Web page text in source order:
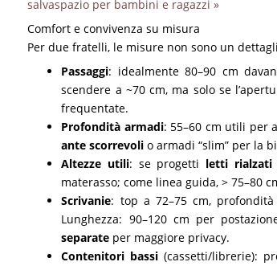
salvaspazio per bambini e ragazzi »
Comfort e convivenza su misura
Per due fratelli, le misure non sono un
Passaggi: idealmente 80–90 cm
scendere a ~70 cm, ma solo se
frequentate.
Profondità armadi: 55–60 cm utili per
ante scorrevoli o armadi “slim” per la
Altezze utili: se progetti letti rialzati
materasso; come linea guida, > 75–80
Scrivanie: top a 72–75 cm,
Lunghezza: 90–120 cm per
separate per maggiore privacy.
Contenitori bassi (cassetti/librerie):